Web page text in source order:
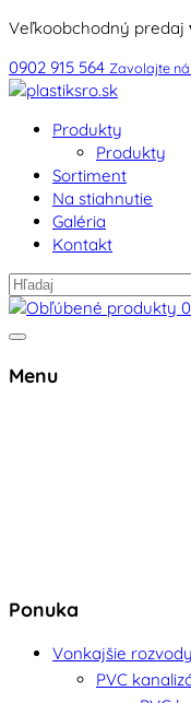
Veľkoobchodný predaj
0902 915 564 Zavolajte
Produkty
Produkty
Sortiment
Na stiahnutie
Galéria
Kontakt
0
Menu
Ponuka
Vonkajšie rozvody
PVC